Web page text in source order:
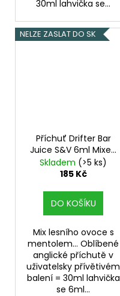
30ml lahvička se...
NELZE ZASLAT DO SK
Příchuť Drifter Bar
Juice S&V 6ml Mixed
Berry Menthol
Skladem (>5 ks)
185 Kč
DO KOŠÍKU
Mix lesního ovoce s
mentolem... Oblíbené
anglické příchutě v
uživatelsky přívětivém
balení = 30ml lahvička
se 6ml...